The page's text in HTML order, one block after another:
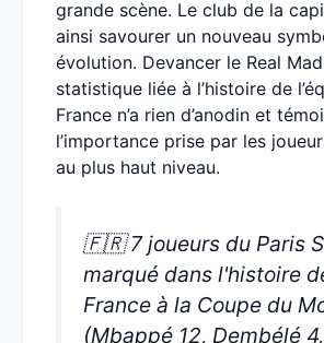
grande scène. Le club de la
ainsi savourer un nouveau
évolution. Devancer le Real
statistique liée à l’histoire de
France n’a rien d’anodin et
l’importance prise par les
au plus haut niveau.
🇫🇷 7 joueurs du Paris
marqué dans l'histoire
France à la Coupe du
(Mbappé 12, Dembélé 4,